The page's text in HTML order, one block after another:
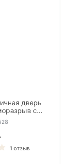
дверь
с
1 отзыв